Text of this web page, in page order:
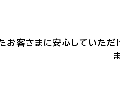
お客さまに安心していた